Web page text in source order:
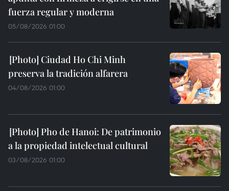
fuerza regular y moderna
05/08/2026 01:00
Ciudad Ho Chi Minh
preserva la tradición alfarera
04/08/2026 01:00
Pho de Hanoi: De patrimonio
a la propiedad intelectual cultural
03/08/2026 01:00